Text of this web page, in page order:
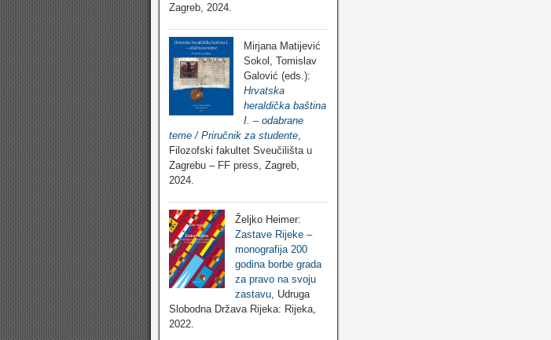
Zagreb, 2024.
Mirjana Matijević
Sokol, Tomislav
Galović (eds.):
Hrvatska
heraldička baština
I. – odabrane
teme / Priručnik za studente,
Filozofski fakultet Sveučilišta u
Zagrebu – FF press, Zagreb,
2024.
Željko Heimer:
Zastave Rijeke –
monografija 200
godina borbe grada
za pravo na svoju
zastavu, Udruga
Slobodna Država Rijeka: Rijeka,
2022.